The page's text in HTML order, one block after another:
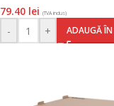
Standard, Esselte
79.40 lei (TVA inclus)
- + ADAUGĂ ÎN